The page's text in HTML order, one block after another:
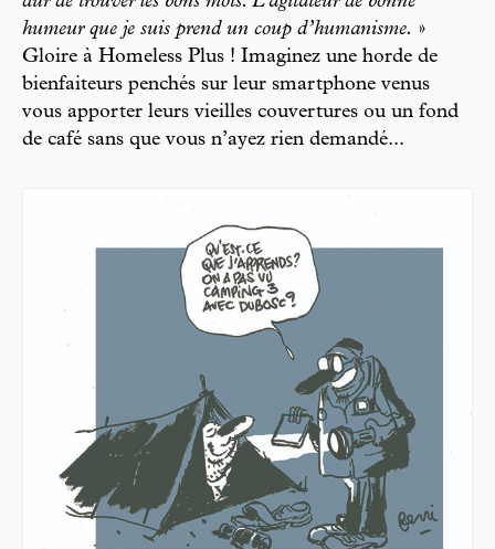
humeur que je suis prend un coup d’humanisme. »
Gloire à Homeless Plus ! Imaginez une horde de
bienfaiteurs penchés sur leur smartphone venus
vous apporter leurs vieilles couvertures ou un fond
de café sans que vous n’ayez rien demandé...